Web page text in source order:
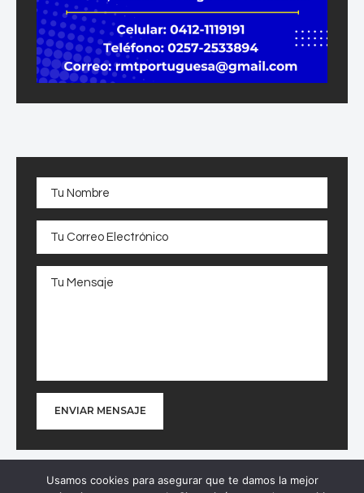
Usamos cookies para asegurar que te damos la mejor